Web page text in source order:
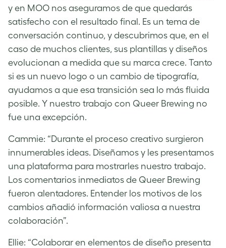
y en MOO nos aseguramos de que quedarás
satisfecho con el resultado final. Es un tema de
conversación continuo, y descubrimos que, en el
caso de muchos clientes, sus plantillas y diseños
evolucionan a medida que su marca crece. Tanto
si es un nuevo logo o un cambio de tipografía,
ayudamos a que esa transición sea lo más fluida
posible. Y nuestro trabajo con Queer Brewing no
fue una excepción.
Cammie: “Durante el proceso creativo surgieron
innumerables ideas. Diseñamos y les presentamos
una plataforma para mostrarles nuestro trabajo.
Los comentarios inmediatos de Queer Brewing
fueron alentadores. Entender los motivos de los
cambios añadió información valiosa a nuestra
colaboración”.
Ellie: “Colaborar en elementos de diseño presenta